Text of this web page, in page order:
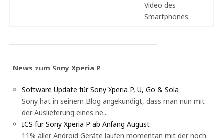
Video des
Smartphones.
News zum Sony Xperia P
Software Update für Sony Xperia P, U, Go & Sola
Sony hat in seinem Blog angekündigt, dass man nun mit
der Auslieferung eines ne...
ICS für Sony Xperia P ab Anfang August
11% aller Android Geräte laufen momentan mit der noch